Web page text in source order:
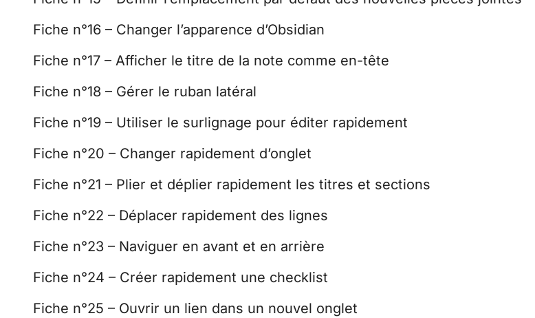
Fiche n°16 – Changer l’apparence d’Obsidian
Fiche n°17 – Afficher le titre de la note comme en-tête
Fiche n°18 – Gérer le ruban latéral
Fiche n°19 – Utiliser le surlignage pour éditer rapidement
Fiche n°20 – Changer rapidement d’onglet
Fiche n°21 – Plier et déplier rapidement les titres et sections
Fiche n°22 – Déplacer rapidement des lignes
Fiche n°23 – Naviguer en avant et en arrière
Fiche n°24 – Créer rapidement une checklist
Fiche n°25 – Ouvrir un lien dans un nouvel onglet